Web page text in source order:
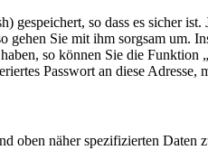
gespeichert, so dass es sicher
gehen Sie mit ihm sorgsam um.
so können Sie die
Passwort an diese
oben näher spezifizierten